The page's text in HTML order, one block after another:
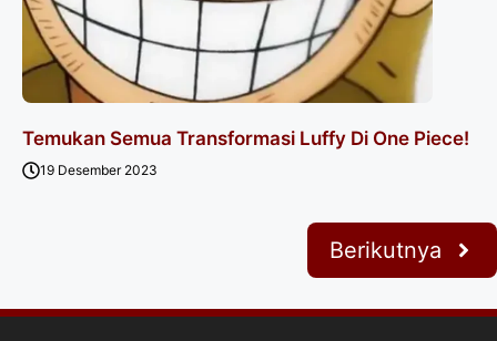
Temukan Semua Transformasi Luffy Di One Piece!
19 Desember 2023
Berikutnya